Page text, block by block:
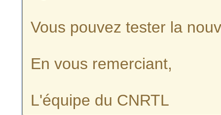
Vous pouvez tester la
En vous remerciant,
L'équipe du CNRTL